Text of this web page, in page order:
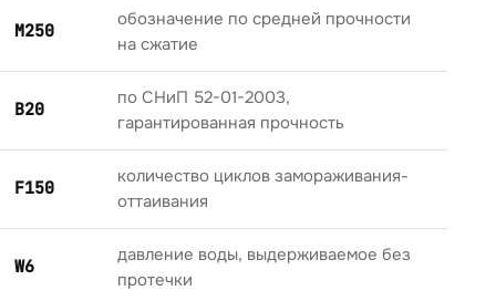
М250
обозначение по средней прочности
на сжатие
B20
по СНиП 52-01-2003,
гарантированная прочность
F150
количество циклов замораживания-
оттаивания
W6
давление воды, выдерживаемое без
протечки